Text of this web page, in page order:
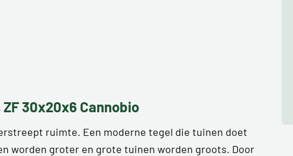
30x20x6 Cannobio
ruimte. Een moderne tegel die tuinen doet
worden groter en grote tuinen worden groots. Door